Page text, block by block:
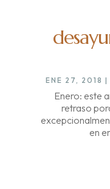
ENE 27, 2018 |
Enero: este
retraso
en